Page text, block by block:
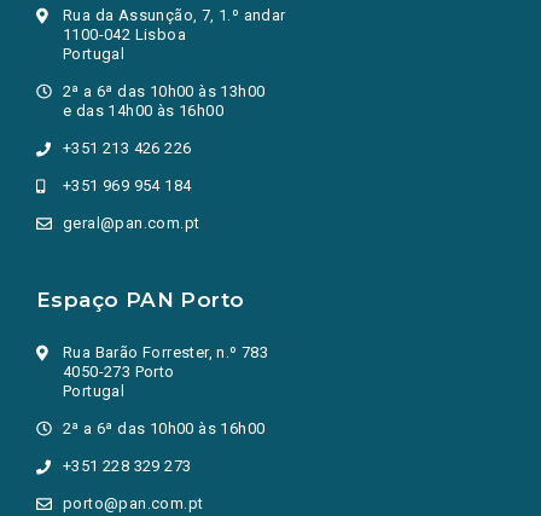
Rua da Assunção, 7, 1.º andar
1100-042 Lisboa
Portugal
2ª a 6ª das 10h00 às 13h00
e das 14h00 às 16h00
+351 213 426 226
+351 969 954 184
geral@pan.com.pt
Espaço PAN Porto
Rua Barão Forrester, n.º 783
4050-273 Porto
Portugal
2ª a 6ª das 10h00 às 16h00
+351 228 329 273
porto@pan.com.pt